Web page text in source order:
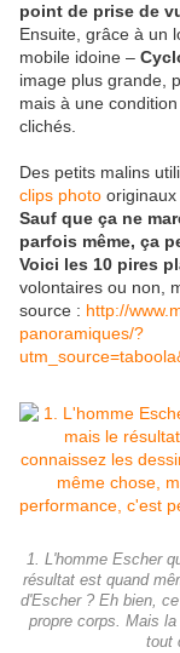
point de prise de
Ensuite, grâce à un
mobile idoine –
image plus grande,
mais à une
clichés.
Des petits malins
clips photo originaux
Sauf que ça ne
parfois même, ça
Voici les 10 pires
volontaires ou non,
source : http://
panoramiques/?
1. L'homme Escher
résultat est quand
d'Escher ? Eh bien,
propre corps. Mais
tout